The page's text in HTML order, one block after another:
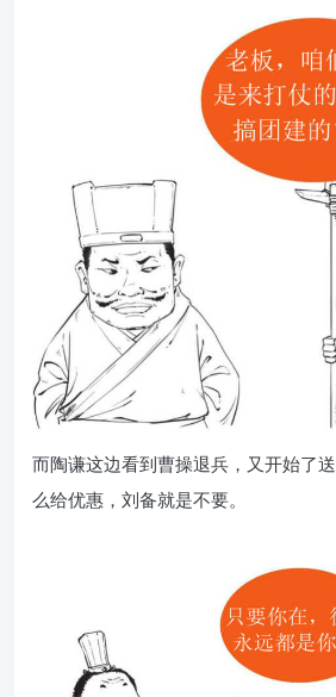
而陶谦这边看到曹操退兵，又开始了
么给优惠，刘备就是不要。